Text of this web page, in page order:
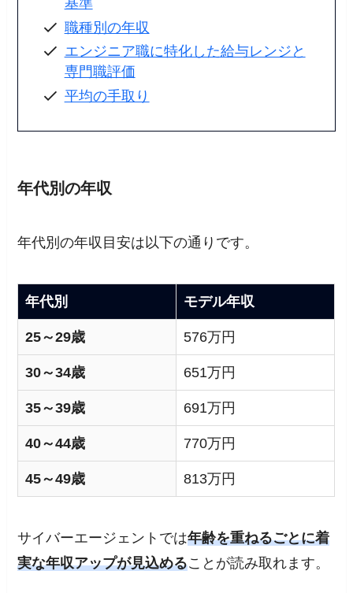
基準
職種別の年収
エンジニア職に特化した給与レンジと
専門職評価
平均の手取り
年代別の年収
年代別の年収目安は以下の通りです。
年代別 モデル年収
25～29歳 576万円
30～34歳 651万円
35～39歳 691万円
40～44歳 770万円
45～49歳 813万円
サイバーエージェントでは年齢を重ねるごとに着
実な年収アップが見込めることが読み取れます。